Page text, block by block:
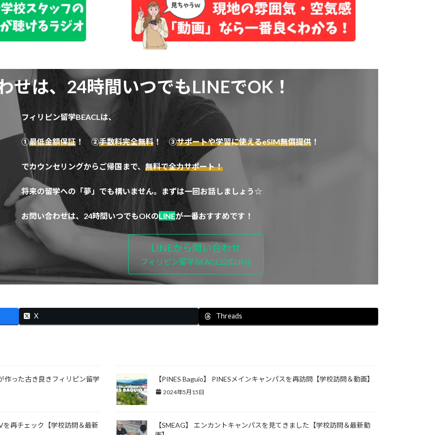
せは、24時間いつでもLINEでOK！
フィリピン留学BEACLは、
①最低金額保証 ！ ②手数料完全無料 ！ ③サポートや学習に使えるeSIM無償提供 ！
でカウンセリングからご帰国まで、無料で全力サポート！
将来の留学への「夢」でも構いません。まずは一回お話しましょう☆
お問い合わせは、24時間いつでもOKのLINEが一番おすすめです！
LINEから問い合わせ
フィリピン留学BEACL公式LINE
X Threads
作った古き良きフィリピン留学 【PINES Baguio】 PINESメインキャンパスを再訪問【学校訪問＆動画】
2024年5月15日
を再チェック【学校訪問＆最新
【SMEAG】 エンカントキャンパスを見てきました【学校訪問＆最新動